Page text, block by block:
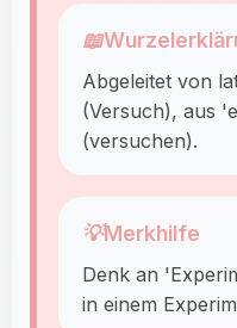
📖
Abgeleitet von
(Versuch), aus
(versuchen).
💡Merkhilfe
Denk an
in einem